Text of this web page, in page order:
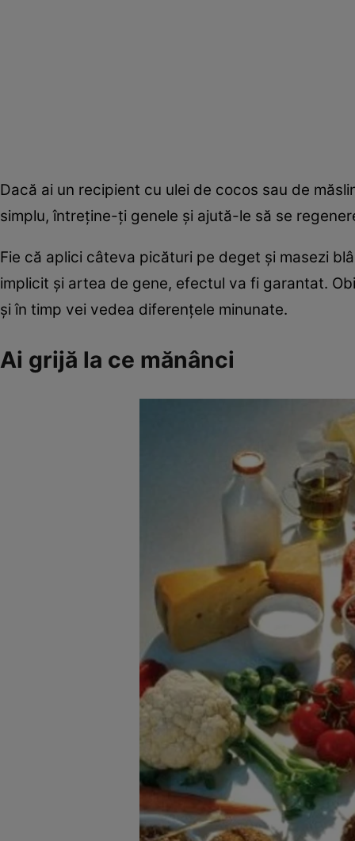
Dacă ai un recipient cu ulei de cocos sau de
simplu, întreţine-ţi genele şi ajută-le să se
Fie că aplici câteva picături pe deget şi masezi
implicit şi artea de gene, efectul va fi garantat.
şi în timp vei vedea diferenţele minunate.
Ai grijă la ce mănânci